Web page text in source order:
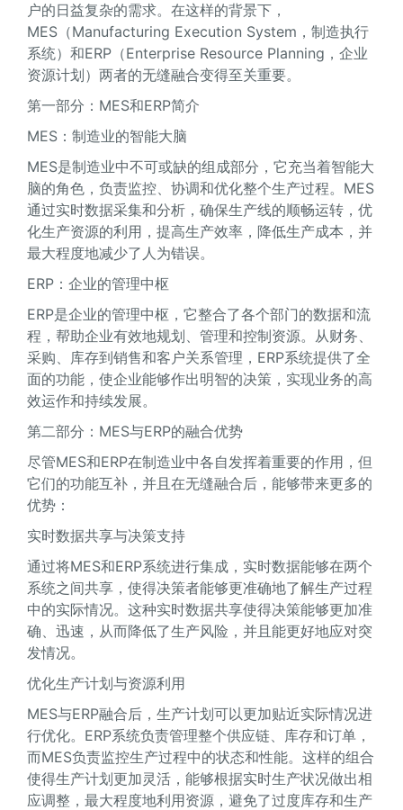
户的日益复杂的需求。在这样的背景下，
MES（Manufacturing Execution System，制造执行
系统）和ERP（Enterprise Resource Planning，企业
资源计划）两者的无缝融合变得至关重要。
第一部分：MES和ERP简介
MES：制造业的智能大脑
MES是制造业中不可或缺的组成部分，它充当着智能大
脑的角色，负责监控、协调和优化整个生产过程。MES
通过实时数据采集和分析，确保生产线的顺畅运转，优
化生产资源的利用，提高生产效率，降低生产成本，并
最大程度地减少了人为错误。
ERP：企业的管理中枢
ERP是企业的管理中枢，它整合了各个部门的数据和流
程，帮助企业有效地规划、管理和控制资源。从财务、
采购、库存到销售和客户关系管理，ERP系统提供了全
面的功能，使企业能够作出明智的决策，实现业务的高
效运作和持续发展。
第二部分：MES与ERP的融合优势
尽管MES和ERP在制造业中各自发挥着重要的作用，但
它们的功能互补，并且在无缝融合后，能够带来更多的
优势：
实时数据共享与决策支持
通过将MES和ERP系统进行集成，实时数据能够在两个
系统之间共享，使得决策者能够更准确地了解生产过程
中的实际情况。这种实时数据共享使得决策能够更加准
确、迅速，从而降低了生产风险，并且能更好地应对突
发情况。
优化生产计划与资源利用
MES与ERP融合后，生产计划可以更加贴近实际情况进
行优化。ERP系统负责管理整个供应链、库存和订单，
而MES负责监控生产过程中的状态和性能。这样的组合
使得生产计划更加灵活，能够根据实时生产状况做出相
应调整，最大程度地利用资源，避免了过度库存和生产